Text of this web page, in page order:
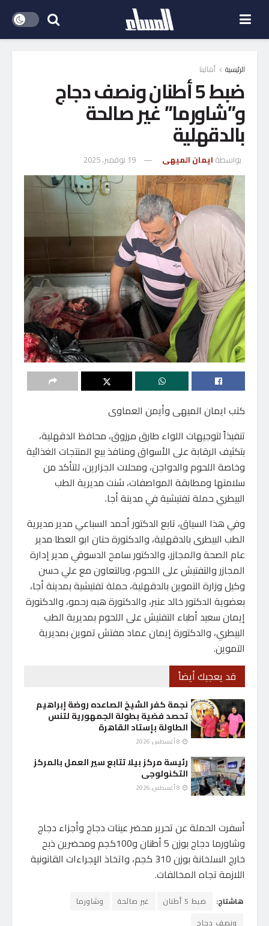
الرئيسية أهالينا
ضبط 5 أطنان ونصف دجاج
و”شاورما” غير صالحة
بالدقهلية
بواسطة ايمان الميهى 19 نوفمبر، 2025
كتب ايمان الميهى وأيمن العماوى
تنفيذاً لتوجيهات اللواء طارق مرزوق، محافظ الدقهلية،
بتكثيف الرقابة على الأسواق ومنافذ بيع المنتجات الغذائية
وخاصة اللحوم والدواجن، ومحلات الجزارين، للتأكد من
سلامتها ومطابقة المواصفات، شنت مديرية الطب
البيطري حملة تفتيشية في مدينة أجا.
وفي هذا السياق، تابع الدكتور أحمد السباعي مدير مديرية
الطب البيطرى بالدقهلية، والدكتورة حنان ابو العطا مدير
عام الصحة والمجازر، والدكتور سامح الدسوقي مدير إدارة
المجازر والتفتيش على اللحوم، وبالتعاون مع علي حسن
وكيل وزارة التموين بالدقهلية، حملة تفتيشية بمدينة أجا،
بعضوية الدكتور خالد عنبر، والدكتورة هبه رحمو، والدكتورة
إيمان سعيد أطباء التفتيش على اللحوم بمديرية الطب
البيطري، والدكتورة إيمان عماد مفتش تموين بمديرية
التموين.
قد يعجبك أيضاً
نجمة كفر الشيخ الصاعده روضة إبراهيم
تحصد فضية بطولة الجمهورية لتنس
الطاولة بإستاد القاهرة
رئيسة مركز بيلا تتابع سير العمل بالمركز
التكنولوجى
أسفرت الحملة عن تحرير محضر عينات دجاج وأجزاء دجاج
وشاورما دجاج بوزن 5 أطنان و100كجم ومحضرين ذبح
خارج السلخانة بوزن 310 كجم، واتخاذ الإجراءات القانونية
اللازمة تجاه المخالفات.
هاشتاج: ضبط 5 أطنان غير صالحة
وشاورما
ونصف دجاج